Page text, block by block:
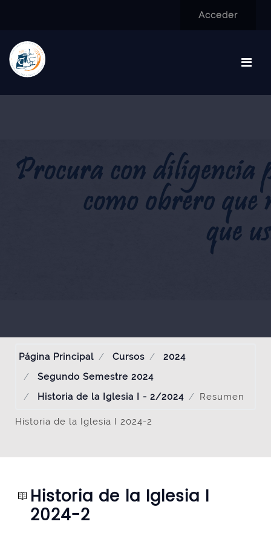
Acceder
Página Principal Cursos
2024
Segundo Semestre 2024
Historia de la Iglesia I - 2/2024
Resumen
Historia de la Iglesia I 2024-2
Historia de la Iglesia I
2024-2